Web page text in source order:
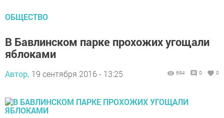
ОБЩЕСТВО
В Бавлинском парке прохожих угощали
яблоками
Автор, 19 сентября 2016 - 13:25 694 0 0